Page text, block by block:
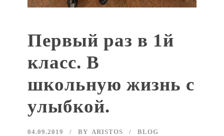
Первый раз в 1й
класс. В
школьную жизнь с
улыбкой.
04.09.2019 BY ARISTOS BLOG